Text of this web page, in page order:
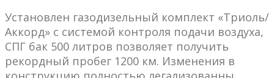
Установлен газодизельный комплект «Триоль/
Аккорд» с системой контроля подачи воздуха,
СПГ бак 500 литров позволяет получить
рекордный пробег 1200 км. Изменения в